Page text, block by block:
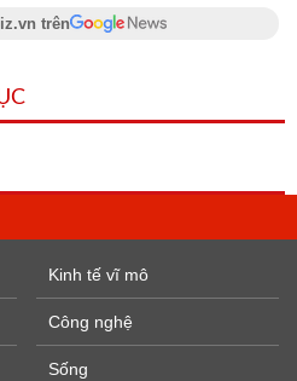
trên
Kinh tế vĩ mô
Công nghệ
Sống